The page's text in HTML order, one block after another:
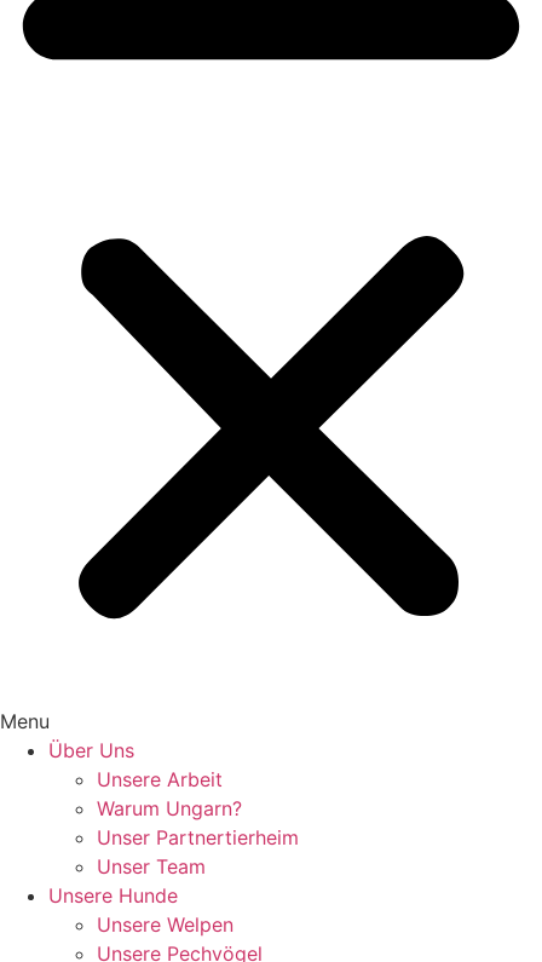
Menu
Über Uns
Unsere Arbeit
Warum Ungarn?
Unser Partnertierheim
Unser Team
Unsere Hunde
Unsere Welpen
Unsere Pechvögel